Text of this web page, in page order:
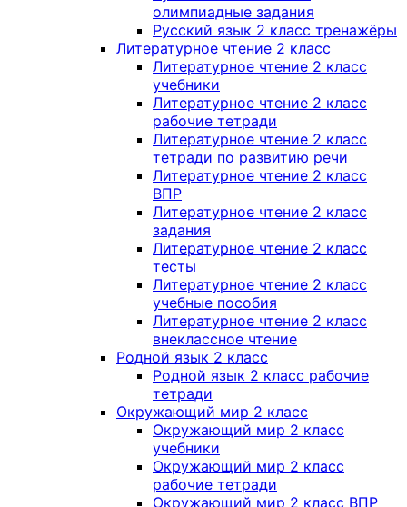
олимпиадные задания
Русский язык 2 класс тренажёры
Литературное чтение 2 класс
Литературное чтение 2 класс
учебники
Литературное чтение 2 класс
рабочие тетради
Литературное чтение 2 класс
тетради по развитию речи
Литературное чтение 2 класс
ВПР
Литературное чтение 2 класс
задания
Литературное чтение 2 класс
тесты
Литературное чтение 2 класс
учебные пособия
Литературное чтение 2 класс
внеклассное чтение
Родной язык 2 класс
Родной язык 2 класс рабочие
тетради
Окружающий мир 2 класс
Окружающий мир 2 класс
учебники
Окружающий мир 2 класс
рабочие тетради
Окружающий мир 2 класс ВПР